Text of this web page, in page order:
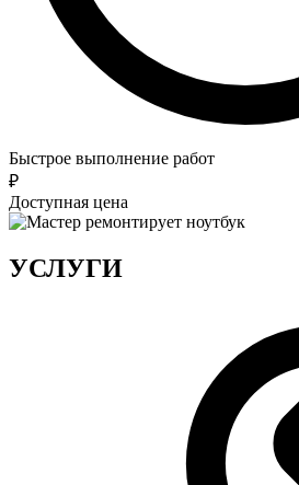
Быстрое выполнение работ
₽
Доступная цена
УСЛУГИ